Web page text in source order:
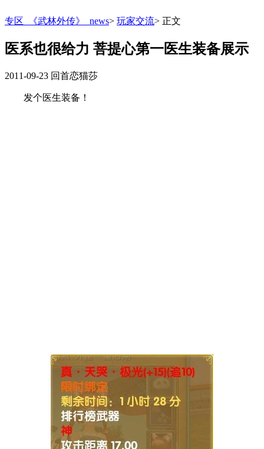
专区_《武林外传》_news> 玩家交流> 正文
医系也很给力 菩提心第一医生装备展示
2011-09-23 回首恋猫莎
发个医生装备！